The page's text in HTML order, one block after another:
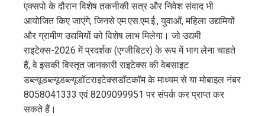
एक्सपो के दौरान विशेष तकनीकी सत्र और निवेश संवाद भी
आयोजित किए जाएंगे, जिनसे एम.एस.एम.ई., युवाओं, महिला उद्यमियों
और ग्रामीण उद्यमियों को विशेष लाभ मिलेगा। जो उद्यमी
राइटेक्स-2026 में प्रदर्शक (एग्जीबिटर) के रूप में भाग लेना चाहते
हैं, वे इसकी विस्तृत जानकारी राइटेक्स की वेबसाइट
डब्ल्यूडब्ल्यूडब्ल्यूडॉटराइटेक्सडॉटकॉम के माध्यम से या मोबाइल नंबर
8058041333 एवं 8209099951 पर संपर्क कर प्राप्त कर
सकते हैं।